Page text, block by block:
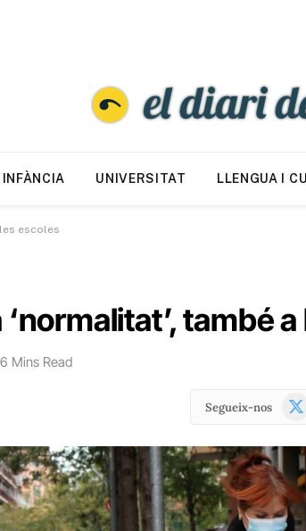
UNIVERSITAT LLENGUA I
escoles
també
6 Mins Read
Segueix-nos
X